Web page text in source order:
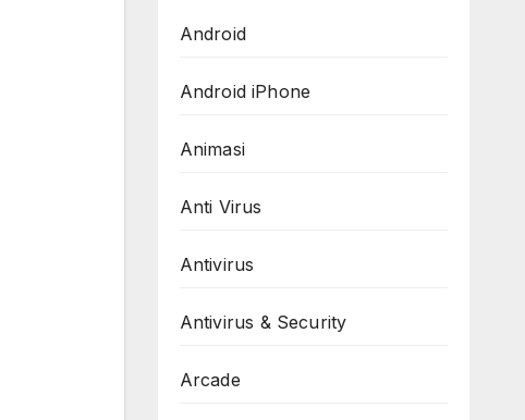
Android
Android iPhone
Animasi
Anti Virus
Antivirus
Antivirus & Security
Arcade